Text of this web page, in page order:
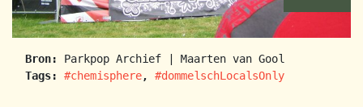
Bron:
Parkpop Archief | Maarten van Gool
Tags:
#chemisphere, #dommelschLocalsOnly